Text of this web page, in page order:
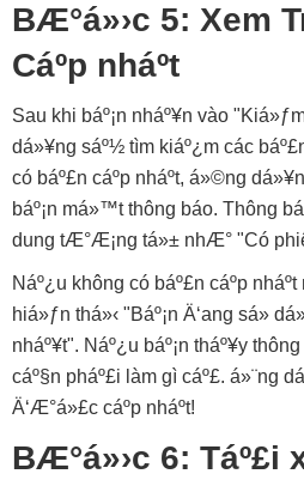
BÆ°á»›c 5: Xem
Cáº­p nháº­t
Sau khi báº¡n nháº¥n vào
dá»¥ng sáº½ tìm kiáº¿m các
có báº£n cáº­p nháº­t, á»©ng
báº¡n má»™t thông báo. Thông
dung tÆ°Æ¡ng tá»± nhÆ° "Có
Náº¿u không có báº£n cáº­p
hiá»ƒn thá»‹ "Báº¡n Ä‘ang sá»­
nháº¥t". Náº¿u báº¡n tháº¥y
cáº§n pháº£i làm gì cáº£. á»¨ng
Ä‘Æ°á»£c cáº­p nháº­t!
BÆ°á»›c 6: Táº£i